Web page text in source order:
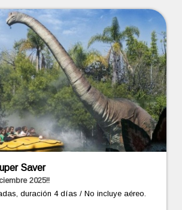
Saver
2025!!
duración 4 días / No incluye aéreo.